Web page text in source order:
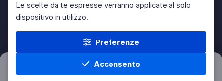
Le scelte da te espresse verranno applicate al solo
dispositivo in utilizzo.
Preferenze
Acconsento
Filtri Azzera